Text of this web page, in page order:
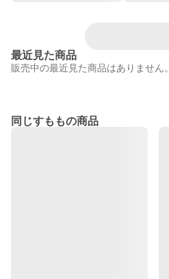
最近見た商品
販売中の最近見た商品はありません。
同じすももの商品